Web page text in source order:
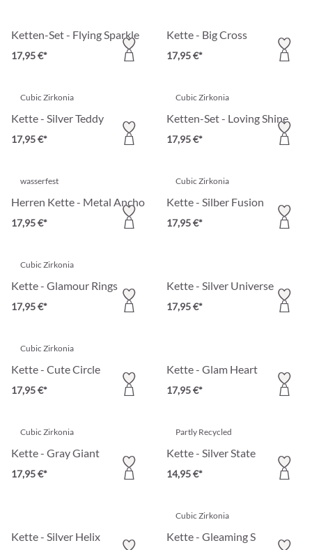
Ketten-Set - Flying Sparkle
17,95 €*
Kette - Big Cross
17,95 €*
Cubic Zirkonia
Kette - Silver Teddy
17,95 €*
Cubic Zirkonia
Ketten-Set - Loving Shine
17,95 €*
wasserfest
Herren Kette - Metal Anchor
17,95 €*
Cubic Zirkonia
Kette - Silber Fusion
17,95 €*
Cubic Zirkonia
Kette - Glamour Rings
17,95 €*
Kette - Silver Universe
17,95 €*
Cubic Zirkonia
Kette - Cute Circle
17,95 €*
Kette - Glam Heart
17,95 €*
Cubic Zirkonia
Kette - Gray Giant
17,95 €*
Partly Recycled
Kette - Silver State
14,95 €*
Kette - Silver Helix
Cubic Zirkonia
Kette - Gleaming S